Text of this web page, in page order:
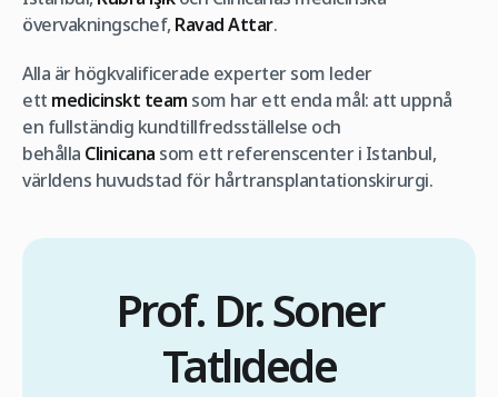
övervakningschef, Ravad Attar.
Alla är högkvalificerade experter som leder
ett medicinskt team som har ett enda mål: att uppnå
en fullständig kundtillfredsställelse och
behålla Clinicana som ett referenscenter i Istanbul,
världens huvudstad för hårtransplantationskirurgi.
Prof. Dr. Soner
Tatlıdede